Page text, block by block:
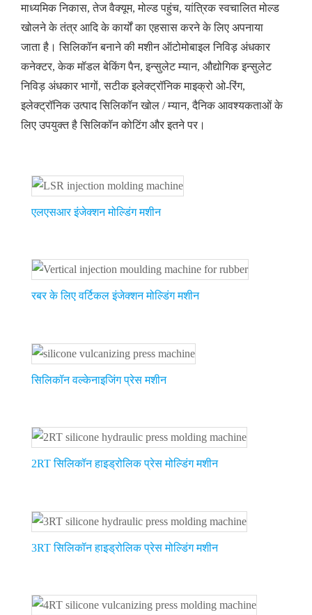
माध्यमिक निकास, तेज वैक्यूम, मोल्ड पहुंच, यांत्रिक स्वचालित मोल्ड
खोलने के तंत्र आदि के कार्यों का एहसास करने के लिए अपनाया
जाता है। सिलिकॉन बनाने की मशीन ऑटोमोबाइल निविड़ अंधकार
कनेक्टर, केक मॉडल बेकिंग पैन, इन्सुलेट म्यान, औद्योगिक इन्सुलेट
निविड़ अंधकार भागों, सटीक इलेक्ट्रॉनिक माइक्रो ओ-रिंग,
इलेक्ट्रॉनिक उत्पाद सिलिकॉन खोल / म्यान, दैनिक आवश्यकताओं के
लिए उपयुक्त है सिलिकॉन कोटिंग और इतने पर।
एलएसआर इंजेक्शन मोल्डिंग मशीन
रबर के लिए वर्टिकल इंजेक्शन मोल्डिंग मशीन
सिलिकॉन वल्केनाइजिंग प्रेस मशीन
2RT सिलिकॉन हाइड्रोलिक प्रेस मोल्डिंग मशीन
3RT सिलिकॉन हाइड्रोलिक प्रेस मोल्डिंग मशीन